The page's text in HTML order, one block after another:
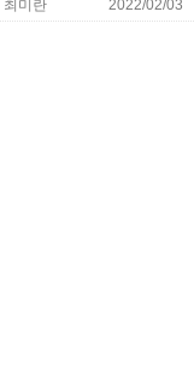
최미란 2022/02/03